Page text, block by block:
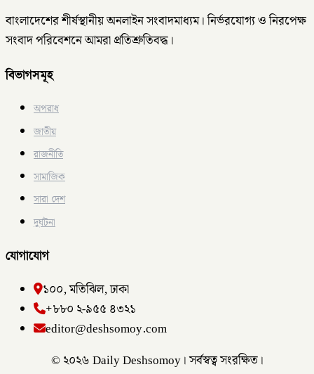
বাংলাদেশের শীর্ষস্থানীয় অনলাইন সংবাদমাধ্যম। নির্ভরযোগ্য ও নিরপেক্ষ
সংবাদ পরিবেশনে আমরা প্রতিশ্রুতিবদ্ধ।
বিভাগসমূহ
অপরাধ
জাতীয়
রাজনীতি
সামাজিক
সারা দেশ
দুর্ঘটনা
যোগাযোগ
১০০, মতিঝিল, ঢাকা
+৮৮০ ২-৯৫৫ ৪৩২১
editor@deshsomoy.com
© ২০২৬ Daily Deshsomoy। সর্বস্বত্ব সংরক্ষিত।